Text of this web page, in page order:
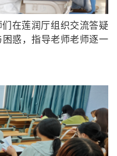
们在莲润厅组织交流答疑
困惑，指导老师老师逐一